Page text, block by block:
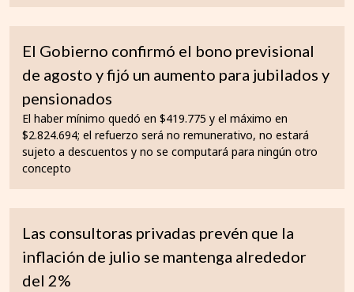
El Gobierno confirmó el bono previsional
de agosto y fijó un aumento para jubilados y
pensionados
El haber mínimo quedó en $419.775 y el máximo en
$2.824.694; el refuerzo será no remunerativo, no estará
sujeto a descuentos y no se computará para ningún otro
concepto
Las consultoras privadas prevén que la
inflación de julio se mantenga alrededor
del 2%